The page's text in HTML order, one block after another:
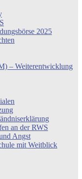
2025
– Weiterentwicklung
an der RWS
Angst
mit Weitblick